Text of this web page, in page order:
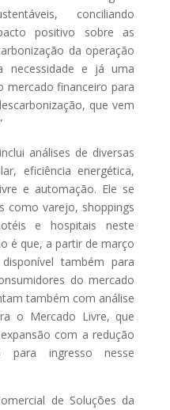
de
no
–
Seu
conciliando
positivo sobre as
da operação
necessidade e já uma
mercado financeiro para
que vem
análises de diversas
eficiência energética,
e automação. Ele se
como varejo, shoppings
e hospitais neste
é que, a partir de março
também para
do mercado
também com análise
o Mercado Livre, que
com a redução
ingresso nesse
de Soluções da